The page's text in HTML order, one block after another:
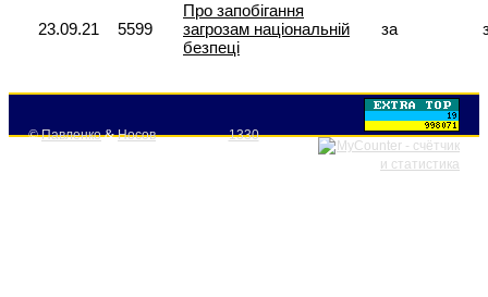
23.09.21 5599
Про запобігання
загрозам національній
безпеці
за
©Павленко&Носов 1330